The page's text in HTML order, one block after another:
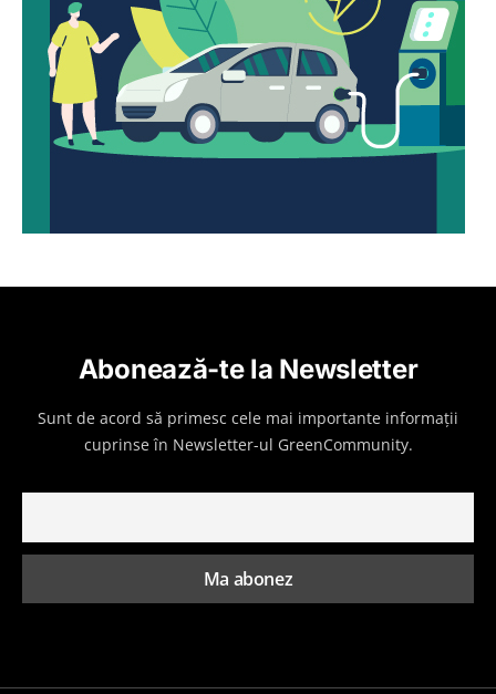
Abonează-te la Newsletter
Sunt de acord să primesc cele mai importante informații
cuprinse în Newsletter-ul GreenCommunity.